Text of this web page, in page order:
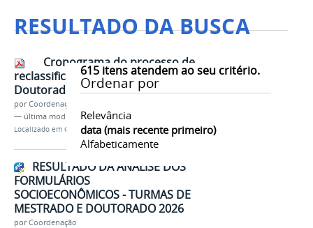
RESULTADO DA BUSCA
615itens atendem ao seu critério.
Ordenar por
Relevância
data (mais recente primeiro)
Alfabeticamente
Cronograma do processo de
reclassificação – Turma
Doutorado 2024
porCoordenação
— última modificação 02/03/2026 14h38
Localizado em Contents / Documentos
RESULTADO DA ANÁLISE DOS
FORMULÁRIOS
SOCIOECONÔMICOS - TURMAS DE
MESTRADO E DOUTORADO 2026
porCoordenação